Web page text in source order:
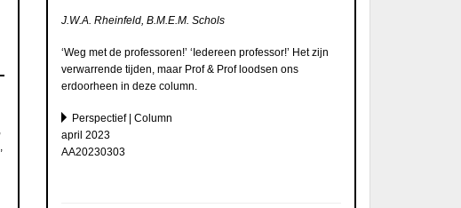
J.W.A. Rheinfeld, B.M.E.M. Schols
‘Weg met de professoren!’ ‘Iedereen professor!’ Het zijn
verwarrende tijden, maar Prof & Prof loodsen ons
erdoorheen in deze column.
Perspectief | Column
april 2023
AA20230303